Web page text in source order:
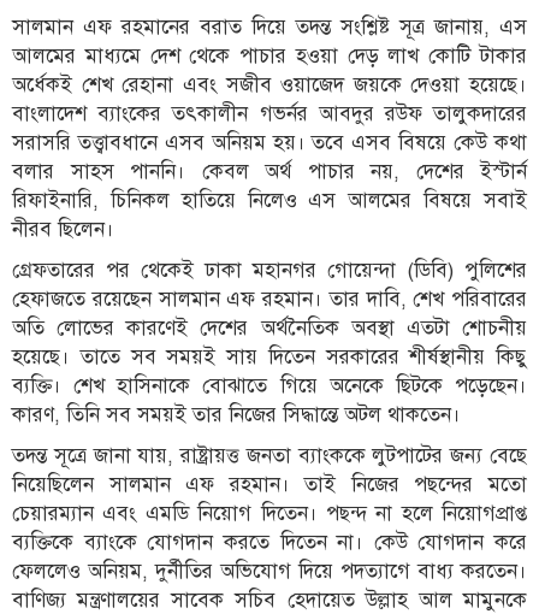
সালমান এফ রহমানের বরাত দিয়ে তদন্ত সংশ্লিষ্ট সূত্র জানায়, এস
আলমের মাধ্যমে দেশ থেকে পাচার হওয়া দেড় লাখ কোটি টাকার
অর্ধেকই শেখ রেহানা এবং সজীব ওয়াজেদ জয়কে দেওয়া হয়েছে।
বাংলাদেশ ব্যাংকের তৎকালীন গভর্নর আবদুর রউফ তালুকদারের
সরাসরি তত্ত্বাবধানে এসব অনিয়ম হয়। তবে এসব বিষয়ে কেউ কথা
বলার সাহস পাননি। কেবল অর্থ পাচার নয়, দেশের ইস্টার্ন
রিফাইনারি, চিনিকল হাতিয়ে নিলেও এস আলমের বিষয়ে সবাই
নীরব ছিলেন।
গ্রেফতারের পর থেকেই ঢাকা মহানগর গোয়েন্দা (ডিবি) পুলিশের
হেফাজতে রয়েছেন সালমান এফ রহমান। তার দাবি, শেখ পরিবারের
অতি লোভের কারণেই দেশের অর্থনৈতিক অবস্থা এতটা শোচনীয়
হয়েছে। তাতে সব সময়ই সায় দিতেন সরকারের শীর্ষস্থানীয় কিছু
ব্যক্তি। শেখ হাসিনাকে বোঝাতে গিয়ে অনেকে ছিটকে পড়েছেন।
কারণ, তিনি সব সময়ই তার নিজের সিদ্ধান্তে অটল থাকতেন।
তদন্ত সূত্রে জানা যায়, রাষ্ট্রায়ত্ত জনতা ব্যাংককে লুটপাটের জন্য বেছে
নিয়েছিলেন সালমান এফ রহমান। তাই নিজের পছন্দের মতো
চেয়ারম্যান এবং এমডি নিয়োগ দিতেন। পছন্দ না হলে নিয়োগপ্রাপ্ত
ব্যক্তিকে ব্যাংকে যোগদান করতে দিতেন না। কেউ যোগদান করে
ফেললেও অনিয়ম, দুর্নীতির অভিযোগ দিয়ে পদত্যাগে বাধ্য করতেন।
বাণিজ্য মন্ত্রণালয়ের সাবেক সচিব হেদায়েত উল্লাহ আল মামুনকে